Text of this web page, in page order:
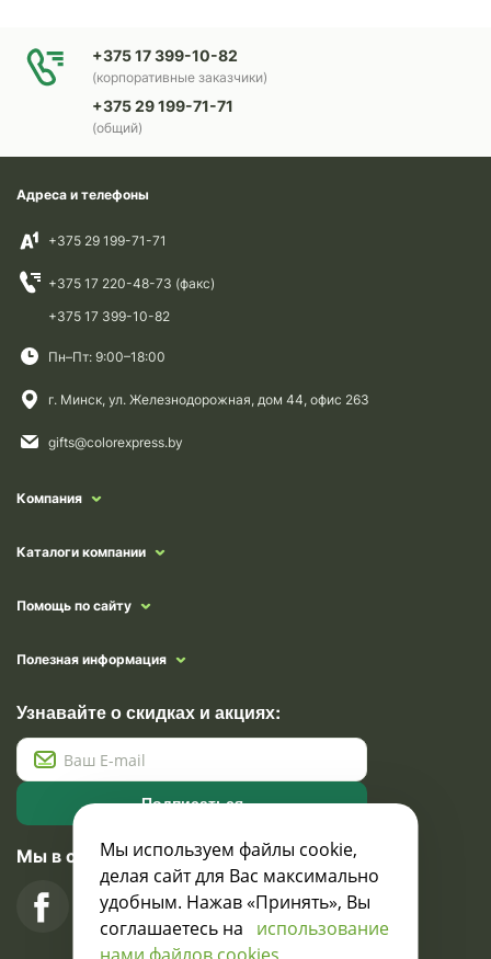
+375 17 399-10-82
(корпоративные заказчики)
+375 29 199-71-71
(общий)
Адреса и телефоны
+375 29 199-71-71
+375 17 220-48-73 (факс)
+375 17 399-10-82
Пн–Пт: 9:00–18:00
г. Минск, ул. Железнодорожная, дом 44, офис 263
gifts@colorexpress.by
Компания
Каталоги компании
Помощь по сайту
Полезная информация
Узнавайте о скидках и акциях:
Подписаться
Мы в социальных сетях
Мы используем файлы cookie,
делая сайт для Вас максимально
удобным. Нажав «Принять», Вы
соглашаетесь на использование